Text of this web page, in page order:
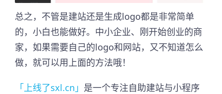
总之，不管是建站还是生成logo都是非常简单
的，小白也能做好。中小企业、刚开始创业的商
家，如果需要自己的logo和网站，又不知道怎么
做，就可以用上面的方法哦！
「上线了sxl.cn」 是一个专注自助建站与小程序